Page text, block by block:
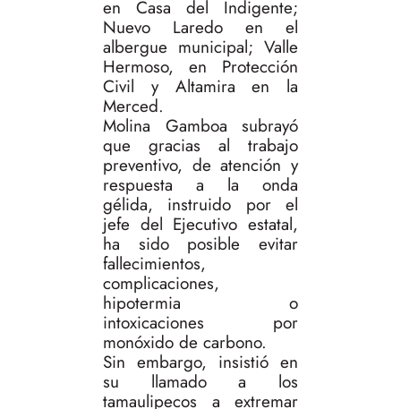
en Casa del Indigente;
Nuevo Laredo en el
albergue municipal; Valle
Hermoso, en Protección
Civil y Altamira en la
Merced.
Molina Gamboa subrayó
que gracias al trabajo
preventivo, de atención y
respuesta a la onda
gélida, instruido por el
jefe del Ejecutivo estatal,
ha sido posible evitar
fallecimientos,
complicaciones,
hipotermia o
intoxicaciones por
monóxido de carbono.
Sin embargo, insistió en
su llamado a los
tamaulipecos a extremar